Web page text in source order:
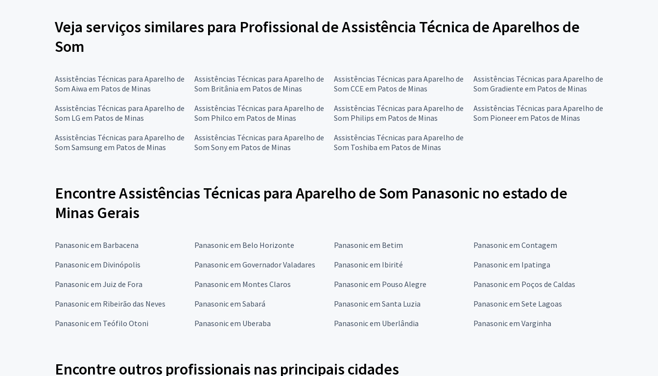
Veja serviços similares para Profissional de Assistência Técnica de Aparelhos de
Som
Assistências Técnicas para Aparelho de
Som Aiwa em Patos de Minas
Assistências Técnicas para Aparelho de
Som Britânia em Patos de Minas
Assistências Técnicas para Aparelho de
Som CCE em Patos de Minas
Assistências Técnicas para Aparelho de
Som Gradiente em Patos de Minas
Assistências Técnicas para Aparelho de
Som LG em Patos de Minas
Assistências Técnicas para Aparelho de
Som Philco em Patos de Minas
Assistências Técnicas para Aparelho de
Som Philips em Patos de Minas
Assistências Técnicas para Aparelho de
Som Pioneer em Patos de Minas
Assistências Técnicas para Aparelho de
Som Samsung em Patos de Minas
Assistências Técnicas para Aparelho de
Som Sony em Patos de Minas
Assistências Técnicas para Aparelho de
Som Toshiba em Patos de Minas
Encontre Assistências Técnicas para Aparelho de Som Panasonic no estado de
Minas Gerais
Panasonic em Barbacena Panasonic em Belo Horizonte Panasonic em Betim
Panasonic em Contagem
Panasonic em Divinópolis
Panasonic em Governador Valadares Panasonic em Ibirité
Panasonic em Ipatinga
Panasonic em Juiz de Fora
Panasonic em Montes Claros Panasonic em Pouso Alegre
Panasonic em Poços de Caldas
Panasonic em Ribeirão das Neves
Panasonic em Sabará Panasonic em Santa Luzia
Panasonic em Sete Lagoas
Panasonic em Teófilo Otoni
Panasonic em Uberaba Panasonic em Uberlândia Panasonic em Varginha
Encontre outros profissionais nas principais cidades